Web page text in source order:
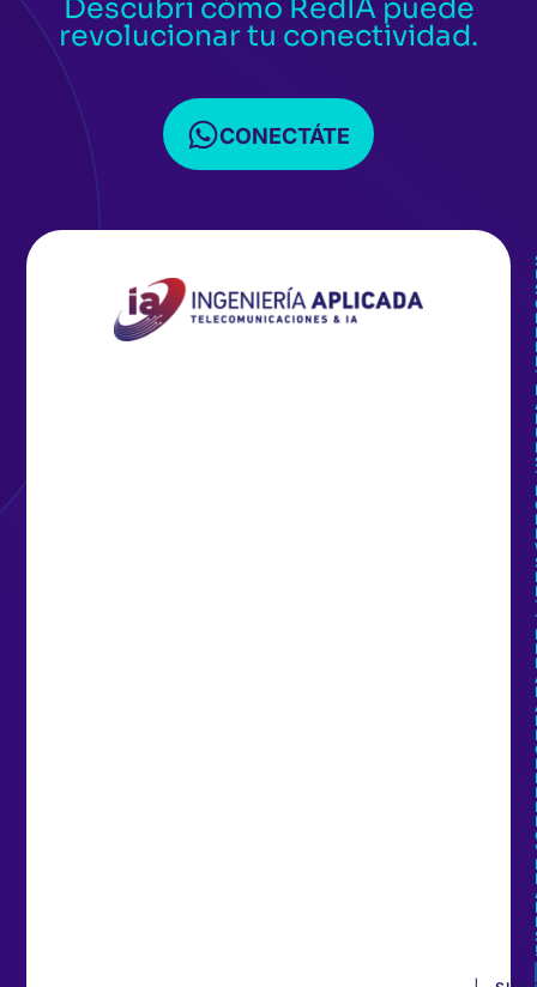
Descubrí cómo RedIA puede
revolucionar tu conectividad.
CONECTÁTE
I
I
I
I